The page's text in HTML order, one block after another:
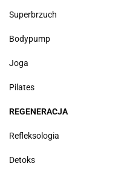
Superbrzuch
Bodypump
Joga
Pilates
REGENERACJA
Refleksologia
Detoks